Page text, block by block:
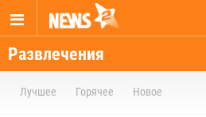
Развлечения
Лучшее Горячее Новое